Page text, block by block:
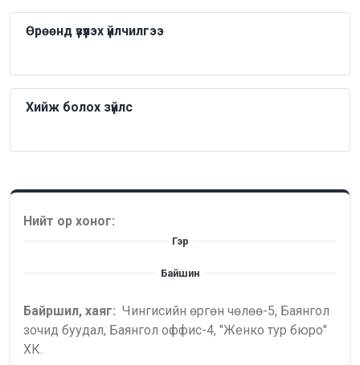
Өрөөнд үзүүлэх үйлчилгээ
Хийж болох зүйлс
Нийт ор хоног:
Гэр
Байшин
Байршил, хаяг: Чингисийн өргөн чөлөө-5, Баянгол
зочид буудал, Баянгол оффис-4, "Женко тур бюро"
ХК.